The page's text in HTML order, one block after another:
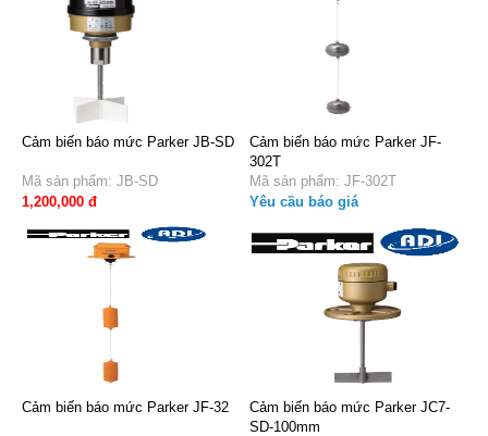
Cảm biến báo mức Parker JB-SD
Mã sản phẩm: JB-SD
1,200,000 đ
Cảm biến báo mức Parker JF-
302T
Mã sản phẩm: JF-302T
Yêu cầu báo giá
Cảm biến báo mức Parker JF-32
Cảm biến báo mức Parker JC7-
SD-100mm